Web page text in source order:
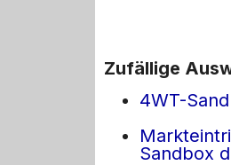
Zufällige
4WT-
Sandbox